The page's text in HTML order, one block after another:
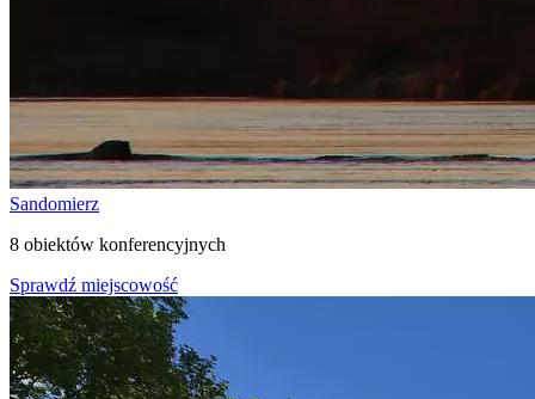
Sandomierz
8 obiektów konferencyjnych
Sprawdź miejscowość